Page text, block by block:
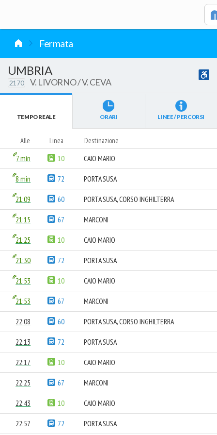
Fermata
UMBRIA
2170 V. LIVORNO / V. CEVA
TEMPO REALE ORARI LINEE / PERCORSI
Alle Linea Destinazione
7 min 10 CAIO MARIO
8 min 72 PORTA SUSA
21:09 60 PORTA SUSA, CORSO INGHILTERRA
21:15 67 MARCONI
21:25 10 CAIO MARIO
21:30 72 PORTA SUSA
21:53 10 CAIO MARIO
21:53 67 MARCONI
22:08 60 PORTA SUSA, CORSO INGHILTERRA
22:13 72 PORTA SUSA
22:17 10 CAIO MARIO
22:25 67 MARCONI
22:43 10 CAIO MARIO
22:57 72 PORTA SUSA